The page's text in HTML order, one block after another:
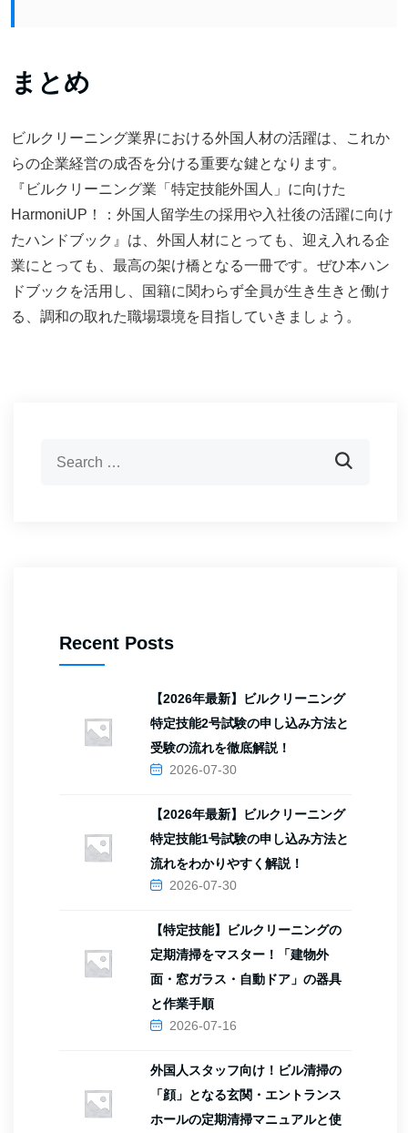
まとめ
ビルクリーニング業界における外国人材の活躍は、これか
らの企業経営の成否を分ける重要な鍵となります。
『ビルクリーニング業「特定技能外国人」に向けた
HarmoniUP！：外国人留学生の採用や入社後の活躍に向け
たハンドブック』は、外国人材にとっても、迎え入れる企
業にとっても、最高の架け橋となる一冊です。ぜひ本ハン
ドブックを活用し、国籍に関わらず全員が生き生きと働け
る、調和の取れた職場環境を目指していきましょう。
Recent Posts
【2026年最新】ビルクリーニング
特定技能2号試験の申し込み方法と
受験の流れを徹底解説！
2026-07-30
【2026年最新】ビルクリーニング
特定技能1号試験の申し込み方法と
流れをわかりやすく解説！
2026-07-30
【特定技能】ビルクリーニングの
定期清掃をマスター！「建物外
面・窓ガラス・自動ドア」の器具
と作業手順
2026-07-16
外国人スタッフ向け！ビル清掃の
「顔」となる玄関・エントランス
ホールの定期清掃マニュアルと使